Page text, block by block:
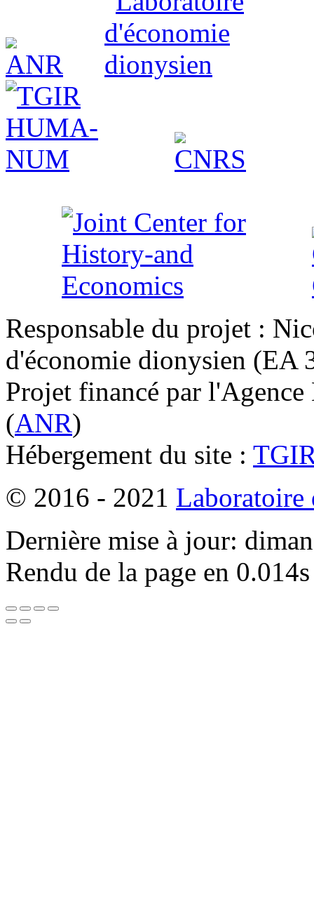
Responsable du projet :
d'économie dionysien
Projet financé par l'Agence
(ANR)
Hébergement du site :
© 2016 - 2021 Laboratoire
Dernière mise à jour:
Rendu de la page en 0.014s